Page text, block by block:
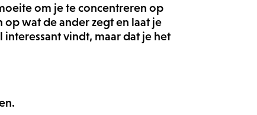
om je te concentreren op
wat de ander zegt en laat je
vindt, maar dat je het